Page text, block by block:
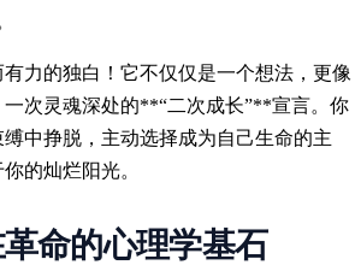
力的独白！它不仅仅是一个想法，更像
一次灵魂深处的**“二次成长”**宣言。你
中挣脱，主动选择成为自己生命的主
的灿烂阳光。
命的心理学基石